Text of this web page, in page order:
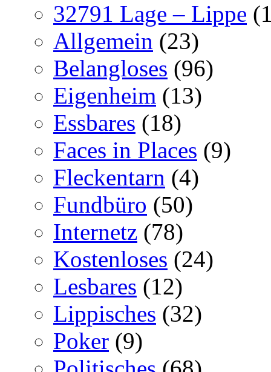
32791 Lage – Lippe
Allgemein (23)
Belangloses (96)
Eigenheim (13)
Essbares (18)
Faces in Places (9)
Fleckentarn (4)
Fundbüro (50)
Internetz (78)
Kostenloses (24)
Lesbares (12)
Lippisches (32)
Poker (9)